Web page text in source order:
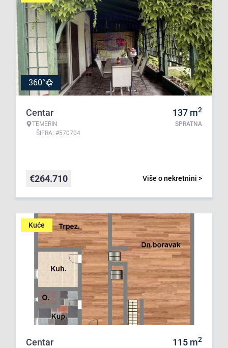
360°
Centar
TEMERIN
ŠIFRA: #570704
137 m2
SPRATNA
Više o nekretnini >
€264.710
Kuće
Centar 115 m2